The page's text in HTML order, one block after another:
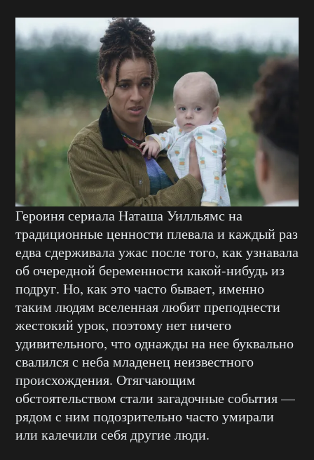
Героиня сериала Наташа Уилльямс на
традиционные ценности плевала и каждый раз
едва сдерживала ужас после того, как узнавала
об очередной беременности какой-нибудь из
подруг. Но, как это часто бывает, именно
таким людям вселенная любит преподнести
жестокий урок, поэтому нет ничего
удивительного, что однажды на нее буквально
свалился с неба младенец неизвестного
происхождения. Отягчающим
обстоятельством стали загадочные события —
рядом с ним подозрительно часто умирали
или калечили себя другие люди.